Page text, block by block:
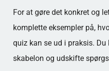
For at gøre det konkret og
komplette eksempler på,
quiz kan se ud i praksis. Du
skabelon og udskifte